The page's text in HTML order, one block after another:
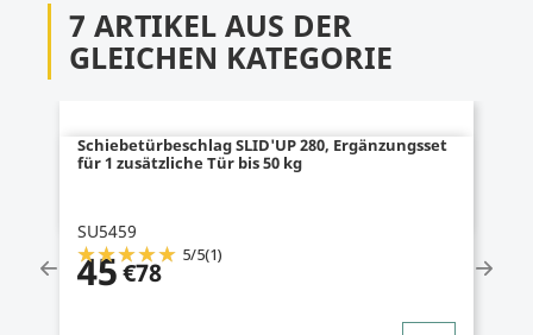
7 ARTIKEL AUS DER
GLEICHEN KATEGORIE
Schiebetürbeschlag SLID'UP 280, Ergänzungsset
für 1 zusätzliche Tür bis 50 kg
SU5459
5/5(1)
45€78